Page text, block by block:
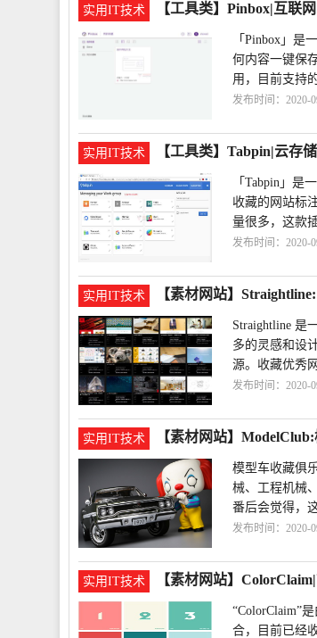
实用IT技术 【工具类】Pinbox|互联
「Pinbox」
何内容一键保
用，目前支持
发布时间：2020-
实用IT技术 【工具类】Tabpin|云存
「Tabpin」是
收藏的网站标
量很多，这款
发布时间：2020-
实用IT技术 【素材网站】
Straightline 是
多的灵感和设
源。收藏优秀
发布时间：2020-
实用IT技术 【素材网站】
模型车收藏俱
械、工程机械
番后会觉得，
发布时间：2020-
实用IT技术 【素材网站】
“ColorClaim”
合，目前已经